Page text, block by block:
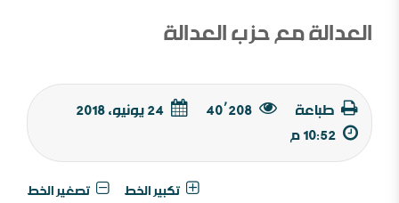
العدالة مع حزب العدالة
طباعة 40٬208
تكبير الخط تصغير الخط